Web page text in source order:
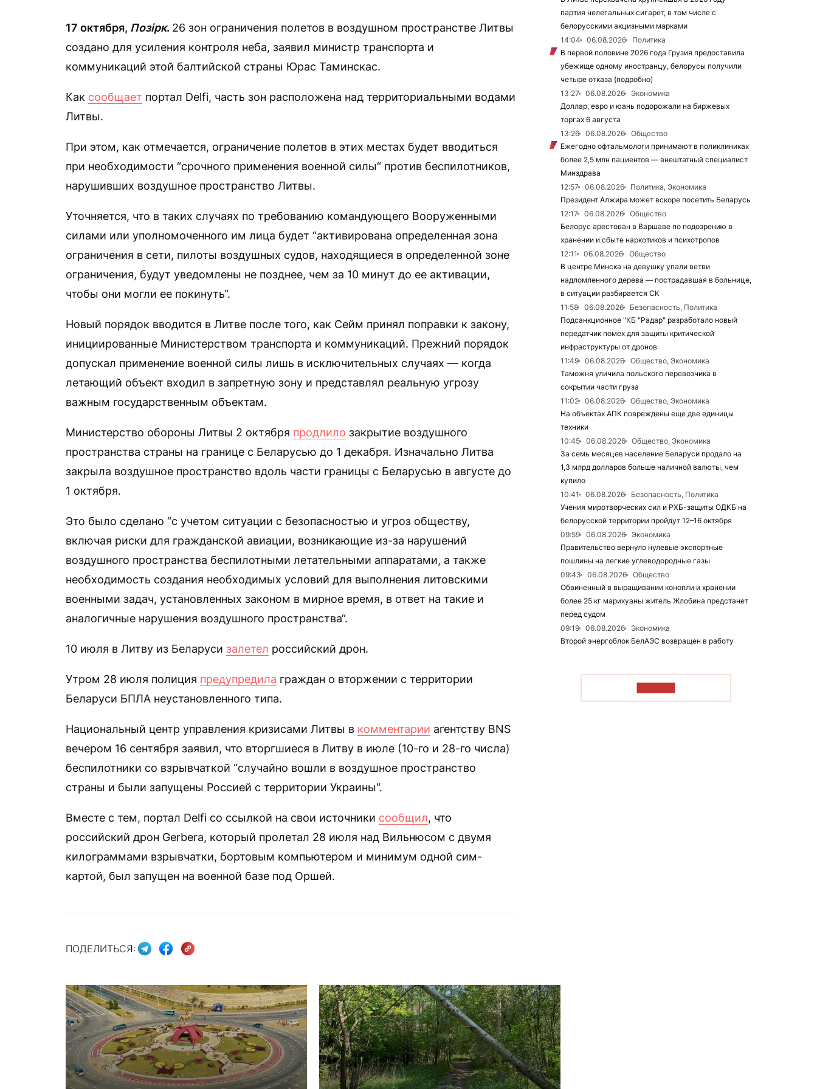
17 октября, Позірк. 26 зон ограничения полетов в воздушном пространстве Литвы
создано для усиления контроля неба, заявил министр транспорта и
коммуникаций этой балтийской страны Юрас Таминскас.
Как сообщает портал Delfi, часть зон расположена над территориальными водами
Литвы.
При этом, как отмечается, ограничение полетов в этих местах будет вводиться
при необходимости “срочного применения военной силы“ против беспилотников,
нарушивших воздушное пространство Литвы.
Уточняется, что в таких случаях по требованию командующего Вооруженными
силами или уполномоченного им лица будет “активирована определенная зона
ограничения в сети, пилоты воздушных судов, находящиеся в определенной зоне
ограничения, будут уведомлены не позднее, чем за 10 минут до ее активации,
чтобы они могли ее покинуть“.
Новый порядок вводится в Литве после того, как Сейм принял поправки к закону,
инициированные Министерством транспорта и коммуникаций. Прежний порядок
допускал применение военной силы лишь в исключительных случаях — когда
летающий объект входил в запретную зону и представлял реальную угрозу
важным государственным объектам.
Министерство обороны Литвы 2 октября продлило закрытие воздушного
пространства страны на границе с Беларусью до 1 декабря. Изначально Литва
закрыла воздушное пространство вдоль части границы с Беларусью в августе до
1 октября.
Это было сделано “с учетом ситуации с безопасностью и угроз обществу,
включая риски для гражданской авиации, возникающие из-за нарушений
воздушного пространства беспилотными летательными аппаратами, а также
необходимость создания необходимых условий для выполнения литовскими
военными задач, установленных законом в мирное время, в ответ на такие и
аналогичные нарушения воздушного пространства“.
10 июля в Литву из Беларуси залетел российский дрон.
Утром 28 июля полиция предупредила граждан о вторжении с территории
Беларуси БПЛА неустановленного типа.
Национальный центр управления кризисами Литвы в комментарии агентству BNS
вечером 16 сентября заявил, что вторгшиеся в Литву в июле (10-го и 28-го числа)
беспилотники со взрывчаткой “случайно вошли в воздушное пространство
страны и были запущены Россией с территории Украины“.
Вместе с тем, портал Delfi со ссылкой на свои источники сообщил, что
российский дрон Gerbera, который пролетал 28 июля над Вильнюсом с двумя
килограммами взрывчатки, бортовым компьютером и минимум одной сим-
картой, был запущен на военной базе под Оршей.
ПОДЕЛИТЬСЯ:
партия нелегальных сигарет, в том числе с
белорусскими акцизными марками
14:04
06.08.2026
Политика
В первой половине 2026 года Грузия предоставила
убежище одному иностранцу, белорусы получили
четыре отказа (подробно)
13:27
06.08.2026
Экономика
Доллар, евро и юань подорожали на биржевых
торгах 6 августа
13:26
06.08.2026
Общество
Ежегодно офтальмологи принимают в поликлиниках
более 2,5 млн пациентов — внештатный специалист
Минздрава
12:57
06.08.2026
Политика, Экономика
Президент Алжира может вскоре посетить Беларусь
12:17
06.08.2026
Общество
Белорус арестован в Варшаве по подозрению в
хранении и сбыте наркотиков и психотропов
12:11
06.08.2026
Общество
В центре Минска на девушку упали ветви
надломленного дерева — пострадавшая в больнице,
в ситуации разбирается СК
11:58
06.08.2026
Безопасность, Политика
Подсанкционное "КБ "Радар" разработало новый
передатчик помех для защиты критической
инфраструктуры от дронов
11:49
06.08.2026
Общество, Экономика
Таможня уличила польского перевозчика в
сокрытии части груза
11:02
06.08.2026
Общество, Экономика
На объектах АПК повреждены еще две единицы
техники
10:45
06.08.2026
Общество, Экономика
За семь месяцев население Беларуси продало на
1,3 млрд долларов больше наличной валюты, чем
купило
10:41
06.08.2026
Безопасность, Политика
Учения миротворческих сил и РХБ-защиты ОДКБ на
белорусской территории пройдут 12–16 октября
09:59
06.08.2026
Экономика
Правительство вернуло нулевые экспортные
пошлины на легкие углеводородные газы
09:43
06.08.2026
Общество
Обвиненный в выращивании конопли и хранении
более 25 кг марихуаны житель Жлобина предстанет
перед судом
09:19
06.08.2026
Экономика
Второй энергоблок БелАЭС возвращен в работу